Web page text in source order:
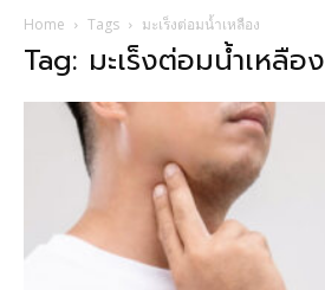
Home Tags มะเร็งต่อมน้ำเหลือง
Tag: มะเร็งต่อมน้ำเหลือง